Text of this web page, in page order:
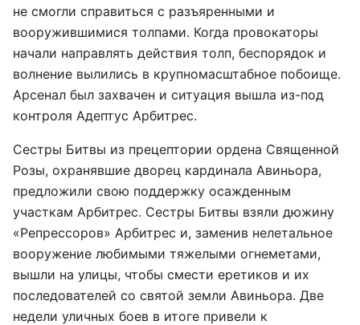
не смогли справиться с разъяренными и
вооружившимися толпами. Когда провокаторы
начали направлять действия толп, беспорядок и
волнение вылились в крупномасштабное побоище.
Арсенал был захвачен и ситуация вышла из-под
контроля Адептус Арбитрес.
Сестры Битвы из прецептории ордена Священной
Розы, охранявшие дворец кардинала Авиньора,
предложили свою поддержку осажденным
участкам Арбитрес. Сестры Битвы взяли дюжину
«Репрессоров» Арбитрес и, заменив нелетальное
вооружение любимыми тяжелыми огнеметами,
вышли на улицы, чтобы смести еретиков и их
последователей со святой земли Авиньора. Две
недели уличных боев в итоге привели к